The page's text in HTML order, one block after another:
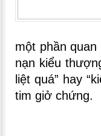
một phần
nạn kiểu
liệt quá” hay
tim giở chứng.